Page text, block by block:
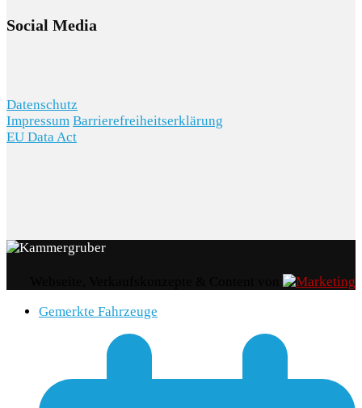
Social Media
Datenschutz
Impressum Barrierefreiheitserklärung
EU Data Act
Gemerkte Fahrzeuge